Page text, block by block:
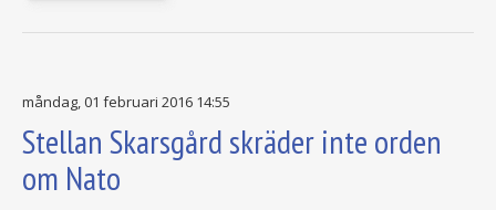
måndag, 01 februari 2016 14:55
Stellan Skarsgård skräder inte orden
om Nato